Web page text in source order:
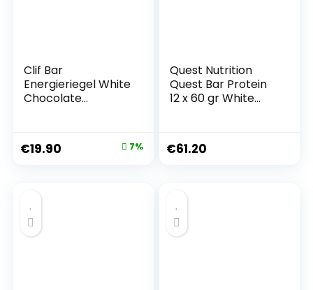
Clif Bar
Energieriegel White
Chocolate
g)
€19.90 7%
Quest Nutrition
Quest Bar Protein
12 x 60 gr White
€61.20